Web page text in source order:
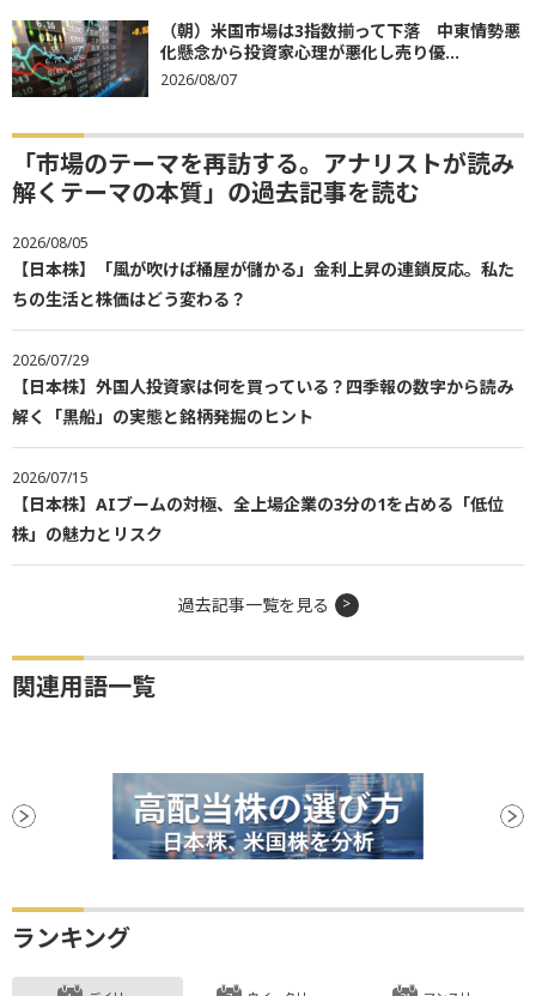
（朝）米国市場は3指数揃って下落 中東情勢悪
化懸念から投資家心理が悪化し売り優...
2026/08/07
「市場のテーマを再訪する。アナリストが読み
解くテーマの本質」の過去記事を読む
2026/08/05
【日本株】「風が吹けば桶屋が儲かる」金利上昇の連鎖反応。私た
ちの生活と株価はどう変わる？
2026/07/29
【日本株】外国人投資家は何を買っている？四季報の数字から読み
解く「黒船」の実態と銘柄発掘のヒント
2026/07/15
【日本株】AIブームの対極、全上場企業の3分の1を占める「低位
株」の魅力とリスク
過去記事一覧を見る
関連用語一覧
ランキング